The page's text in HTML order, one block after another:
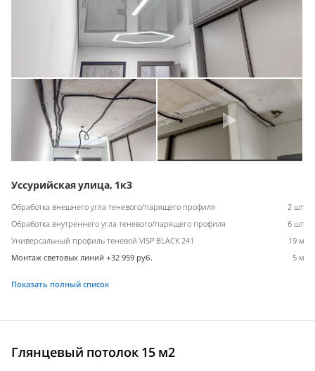
Уссурийская улица, 1к3
Обработка внешнего угла теневого/парящего профиля
2 шт
Обработка внутреннего угла теневого/парящего профиля
6 шт
Универсальный профиль теневой VISP BLACK 241
19 м
Монтаж световых линий +32 959 руб.
5 м
Показать полный список
Глянцевый потолок 15 м2